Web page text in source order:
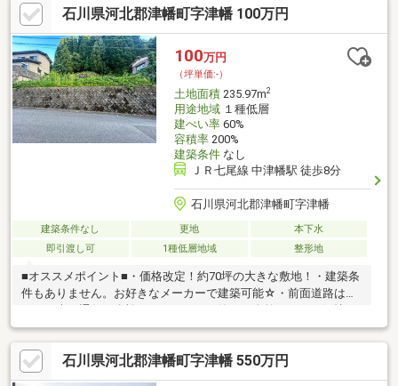
石川県河北郡津幡町字津幡 100万円
100万円
（坪単価:-）
土地面積235.97m2
用途地域１種低層
建ぺい率60%
容積率200%
建築条件なし
ＪＲ七尾線 中津幡駅 徒歩8分
石川県河北郡津幡町字津幡
建築条件なし 更地
本下水
即引渡し可
1種低層地域 整形地
■オススメポイント■・価格改定！約70坪の大きな敷地！・建築条
件もありません。お好きなメーカーで建築可能☆・前面道路は約
のいい環境。・上下水道の引込みは買主様の実費負担となりま
す。・現況、擁壁・高低差あり。工事が必要となる場合がありま
すが その分土地価格を抑えることができます。■アクセス■・中
津幡駅まで徒歩8分。・津幡町営バス グリーンハイツ口まで徒歩
石川県河北郡津幡町字津幡 550万円